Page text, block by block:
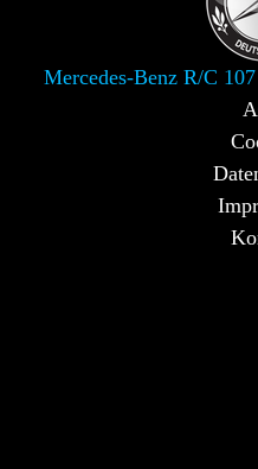
Mercedes-Benz R/C